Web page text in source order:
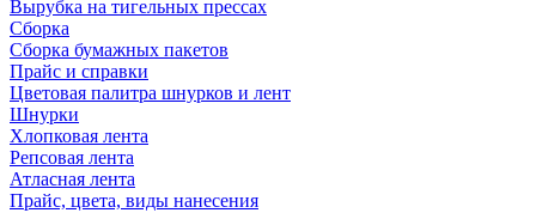
Вырубка на тигельных прессах
Сборка
Сборка бумажных пакетов
Прайс и справки
Цветовая палитра шнурков и лент
Шнурки
Хлопковая лента
Репсовая лента
Атласная лента
Прайс, цвета, виды нанесения